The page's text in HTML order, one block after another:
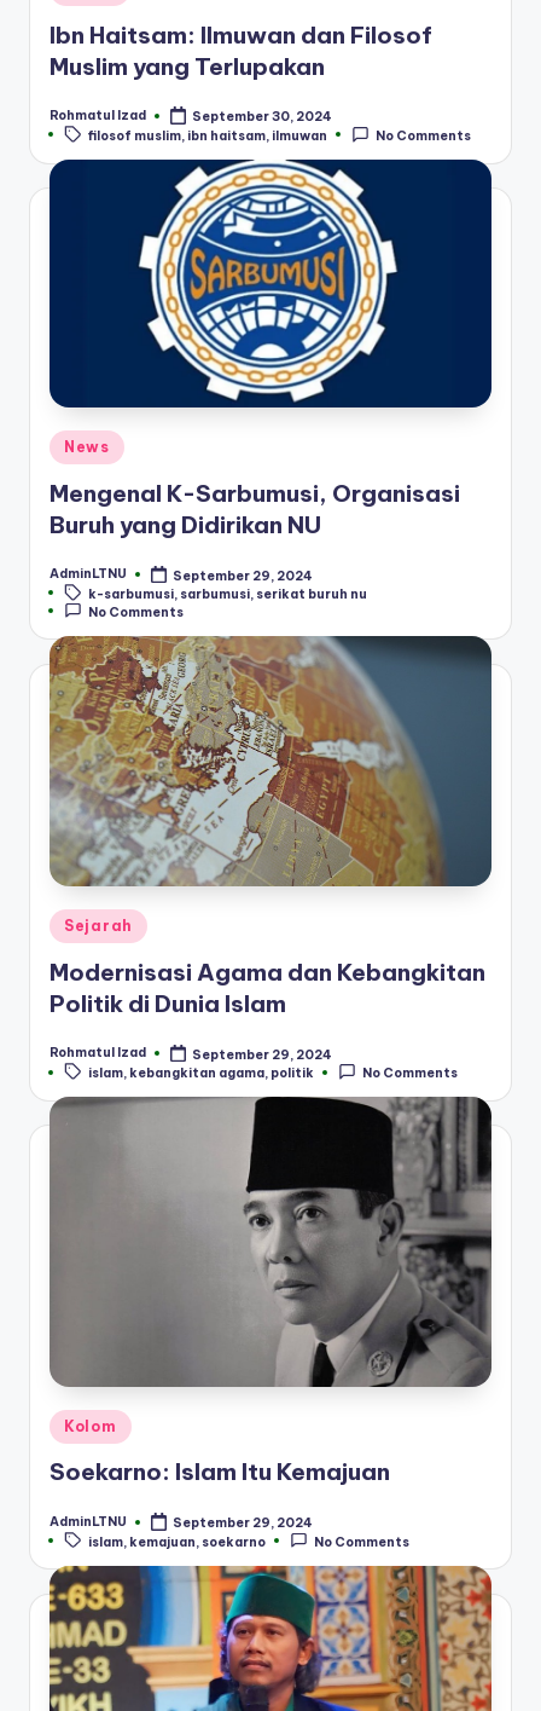
in
Ibn Haitsam: Ilmuwan dan Filosof
Muslim yang Terlupakan
Posted
by
Rohmatul Izad September 30, 2024
Tags:
filosof muslim ibn haitsam ilmuwan No Comments
Posted
in
News
Mengenal K-Sarbumusi, Organisasi
Buruh yang Didirikan NU
Posted
by
AdminLTNU
September 29, 2024
Tags:k-sarbumusi, sarbumusi, serikat buruh nu
No Comments
Posted
Sejarah
Modernisasi Agama dan Kebangkitan
Politik di Dunia Islam
Posted
by
Rohmatul Izad September 29, 2024
Tags:
islam, kebangkitan agama, politik No Comments
Posted
in
Kolom
Soekarno: Islam Itu Kemajuan
Posted
by
AdminLTNU September 29, 2024
Tags:
islam kemajuan soekarno No Comments